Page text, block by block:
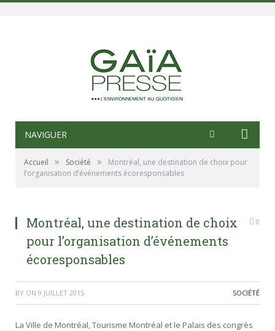
NAVIGUER
Accueil » Société »
Montréal, une destination de choix pour
l’organisation d’événements écoresponsables
Montréal, une destination de choix
pour l’organisation d’événements
écoresponsables
0
BY ON 9 JUILLET 2015 SOCIÉTÉ
La Ville de Montréal, Tourisme Montréal et le Palais des congrès